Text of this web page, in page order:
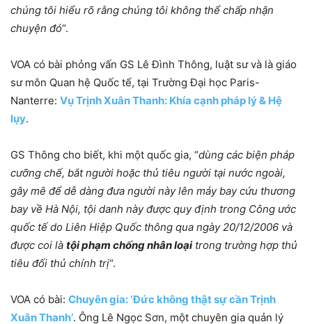
chúng tôi hiểu rõ rằng chúng tôi không thể chấp nhận
chuyện đó“.
VOA có bài phỏng vấn GS Lê Đình Thông, luật sư và là giáo
sư môn Quan hệ Quốc tế, tại Trường Đại học Paris-
Nanterre: Vụ Trịnh Xuân Thanh: Khía cạnh pháp lý & Hệ
lụy.
GS Thông cho biết, khi một quốc gia, “dùng các biện pháp
cưỡng chế, bắt người hoặc thủ tiêu người tại nước ngoài,
gây mê để dễ dàng đưa người này lên máy bay cứu thương
bay về Hà Nội, tội danh này được quy định trong Công ước
quốc tế do Liên Hiệp Quốc thông qua ngày 20/12/2006 và
được coi là tội phạm chống nhân loạitrong trường hợp thủ
tiêu đối thủ chính trị“.
VOA có bài: Chuyên gia: ‘Đức không thật sự cần Trịnh
Xuân Thanh’. Ông Lê Ngọc Sơn, một chuyên gia quản lý